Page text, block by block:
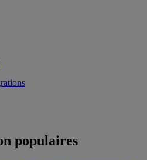
populaires